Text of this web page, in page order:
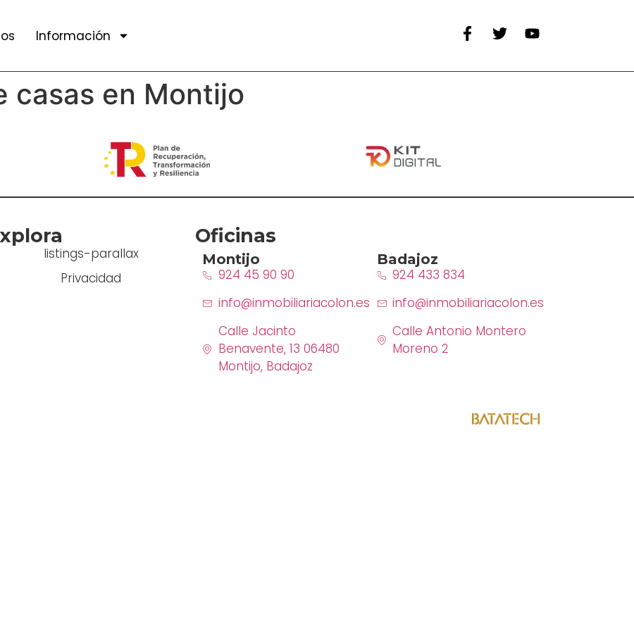
Información
casas en Montijo
listings-parallax
Privacidad
Oficinas
Montijo
924 45 90 90
info@inmobiliariacolon.es
Calle Jacinto
Benavente, 13 06480
Montijo, Badajoz
Badajoz
924 433 834
info@inmobiliariacolon.es
Calle Antonio Montero
Moreno 2